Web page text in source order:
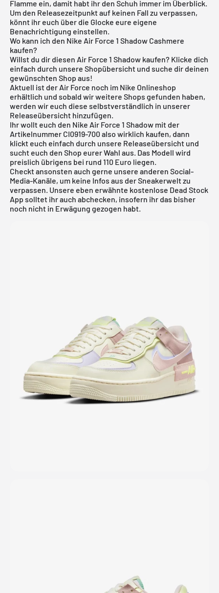
Flamme ein, damit habt ihr den Schuh immer im Überblick.
Um den Releasezeitpunkt auf keinen Fall zu verpassen,
könnt ihr euch über die Glocke eure eigene
Benachrichtigung einstellen.
Wo kann ich den Nike Air Force 1 Shadow Cashmere
kaufen?
Willst du dir diesen Air Force 1 Shadow kaufen? Klicke dich
einfach durch unsere Shopübersicht und suche dir deinen
gewünschten Shop aus!
Aktuell ist der Air Force noch im Nike Onlineshop
erhältlich und sobald wir weitere Shops gefunden haben,
werden wir euch diese selbstverständlich in unserer
Releaseübersicht hinzufügen.
Ihr wollt euch den Nike Air Force 1 Shadow mit der
Artikelnummer CI0919-700 also wirklich kaufen, dann
klickt euch einfach durch unsere Releaseübersicht und
sucht euch den Shop eurer Wahl aus. Das Modell wird
preislich übrigens bei rund 110 Euro liegen.
Checkt ansonsten auch gerne unsere anderen Social-
Media-Kanäle, um keine Infos aus der Sneakerwelt zu
verpassen. Unsere eben erwähnte kostenlose Dead Stock
App solltet ihr auch abchecken, insofern ihr das bisher
noch nicht in Erwägung gezogen habt.